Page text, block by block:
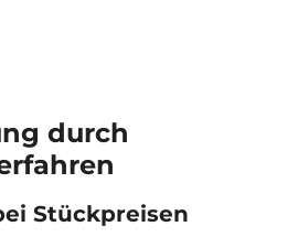
durch
Stückpreisen